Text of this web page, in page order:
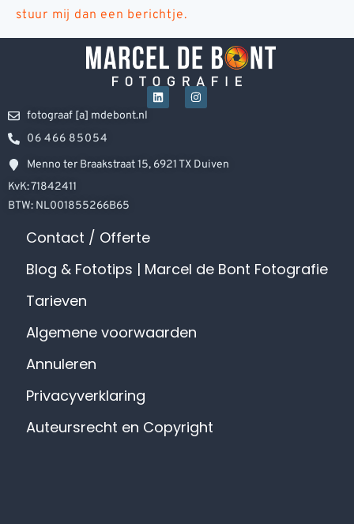
stuur mij dan een berichtje.
fotograaf [a] mdebont.nl
06 466 85054
Menno ter Braakstraat 15, 6921 TX Duiven
KvK: 71842411
BTW: NL001855266B65
Contact / Offerte
Blog & Fototips | Marcel de Bont Fotografie
Tarieven
Algemene voorwaarden
Annuleren
Privacyverklaring
Auteursrecht en Copyright